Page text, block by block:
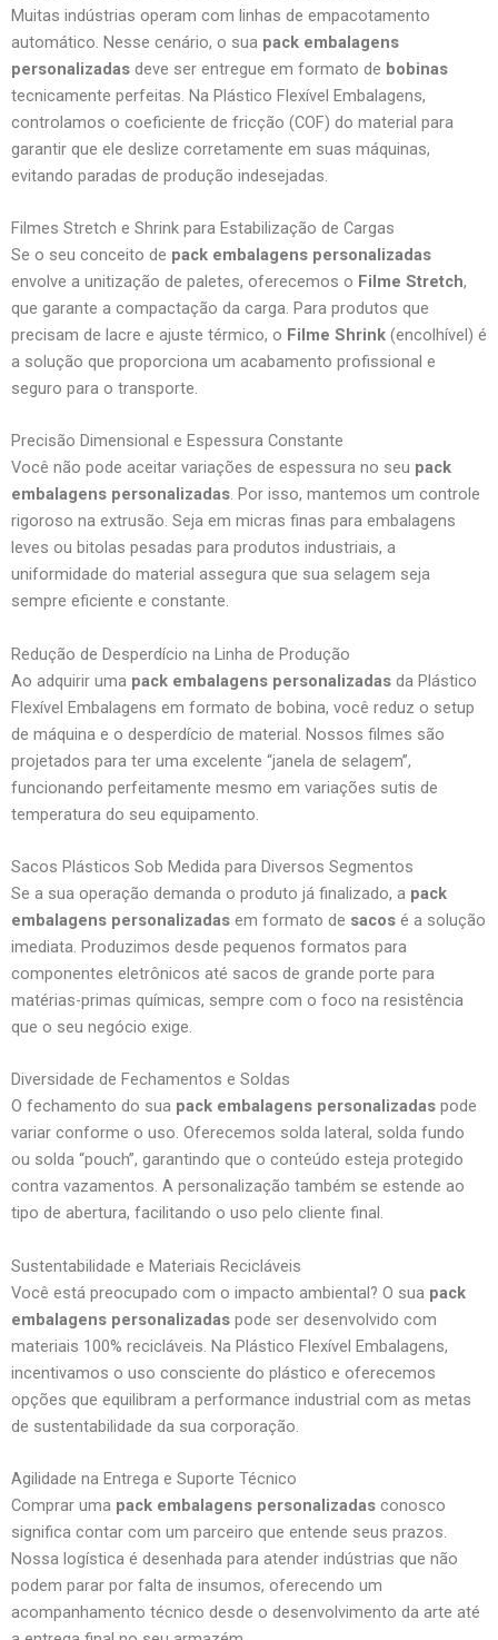
Muitas indústrias operam com linhas de empacotamento
automático. Nesse cenário, o sua pack embalagens
personalizadas deve ser entregue em formato de bobinas
tecnicamente perfeitas. Na Plástico Flexível Embalagens,
controlamos o coeficiente de fricção (COF) do material para
garantir que ele deslize corretamente em suas máquinas,
evitando paradas de produção indesejadas.
Filmes Stretch e Shrink para Estabilização de Cargas
Se o seu conceito de pack embalagens personalizadas
envolve a unitização de paletes, oferecemos o Filme Stretch,
que garante a compactação da carga. Para produtos que
precisam de lacre e ajuste térmico, o Filme Shrink (encolhível) é
a solução que proporciona um acabamento profissional e
seguro para o transporte.
Precisão Dimensional e Espessura Constante
Você não pode aceitar variações de espessura no seu pack
embalagens personalizadas. Por isso, mantemos um controle
rigoroso na extrusão. Seja em micras finas para embalagens
leves ou bitolas pesadas para produtos industriais, a
uniformidade do material assegura que sua selagem seja
sempre eficiente e constante.
Redução de Desperdício na Linha de Produção
Ao adquirir uma pack embalagens personalizadas da Plástico
Flexível Embalagens em formato de bobina, você reduz o setup
de máquina e o desperdício de material. Nossos filmes são
projetados para ter uma excelente “janela de selagem”,
funcionando perfeitamente mesmo em variações sutis de
temperatura do seu equipamento.
Sacos Plásticos Sob Medida para Diversos Segmentos
Se a sua operação demanda o produto já finalizado, a pack
embalagens personalizadas em formato de sacos é a solução
imediata. Produzimos desde pequenos formatos para
componentes eletrônicos até sacos de grande porte para
matérias-primas químicas, sempre com o foco na resistência
que o seu negócio exige.
Diversidade de Fechamentos e Soldas
O fechamento do sua pack embalagens personalizadas pode
variar conforme o uso. Oferecemos solda lateral, solda fundo
ou solda “pouch”, garantindo que o conteúdo esteja protegido
contra vazamentos. A personalização também se estende ao
tipo de abertura, facilitando o uso pelo cliente final.
Sustentabilidade e Materiais Recicláveis
Você está preocupado com o impacto ambiental? O sua pack
embalagens personalizadas pode ser desenvolvido com
materiais 100% recicláveis. Na Plástico Flexível Embalagens,
incentivamos o uso consciente do plástico e oferecemos
opções que equilibram a performance industrial com as metas
de sustentabilidade da sua corporação.
Agilidade na Entrega e Suporte Técnico
Comprar uma pack embalagens personalizadas conosco
significa contar com um parceiro que entende seus prazos.
Nossa logística é desenhada para atender indústrias que não
podem parar por falta de insumos, oferecendo um
acompanhamento técnico desde o desenvolvimento da arte até